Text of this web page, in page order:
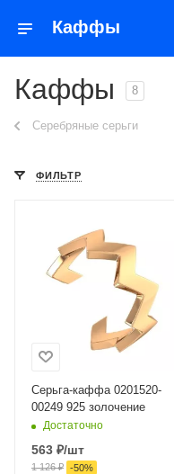
Каффы
Каффы 8
Серебряные серьги
ФИЛЬТР
Серьга-каффа 0201520-
00249 925 золочение
Достаточно
563 ₽/шт
1 126₽ -50%